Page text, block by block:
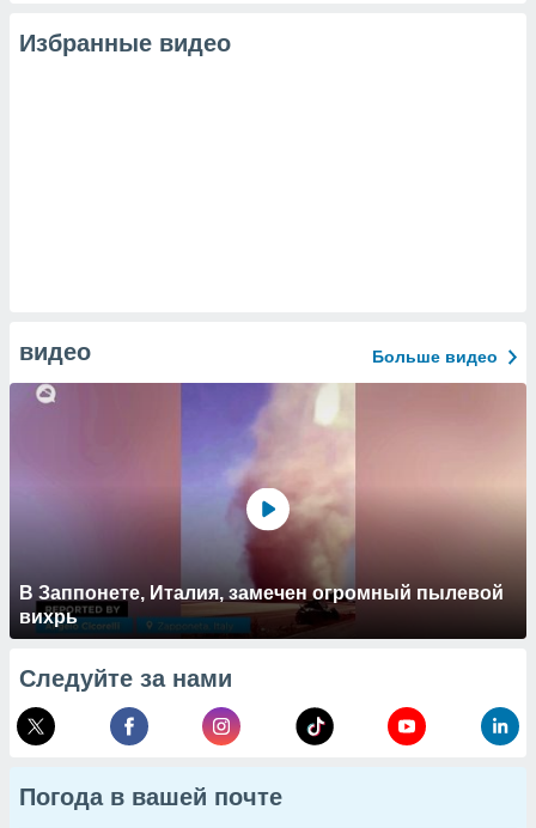
Избранные видео
видео Больше видео
В Заппонете, Италия, замечен огромный пылевой
вихрь
Следуйте за нами
Погода в вашей почте